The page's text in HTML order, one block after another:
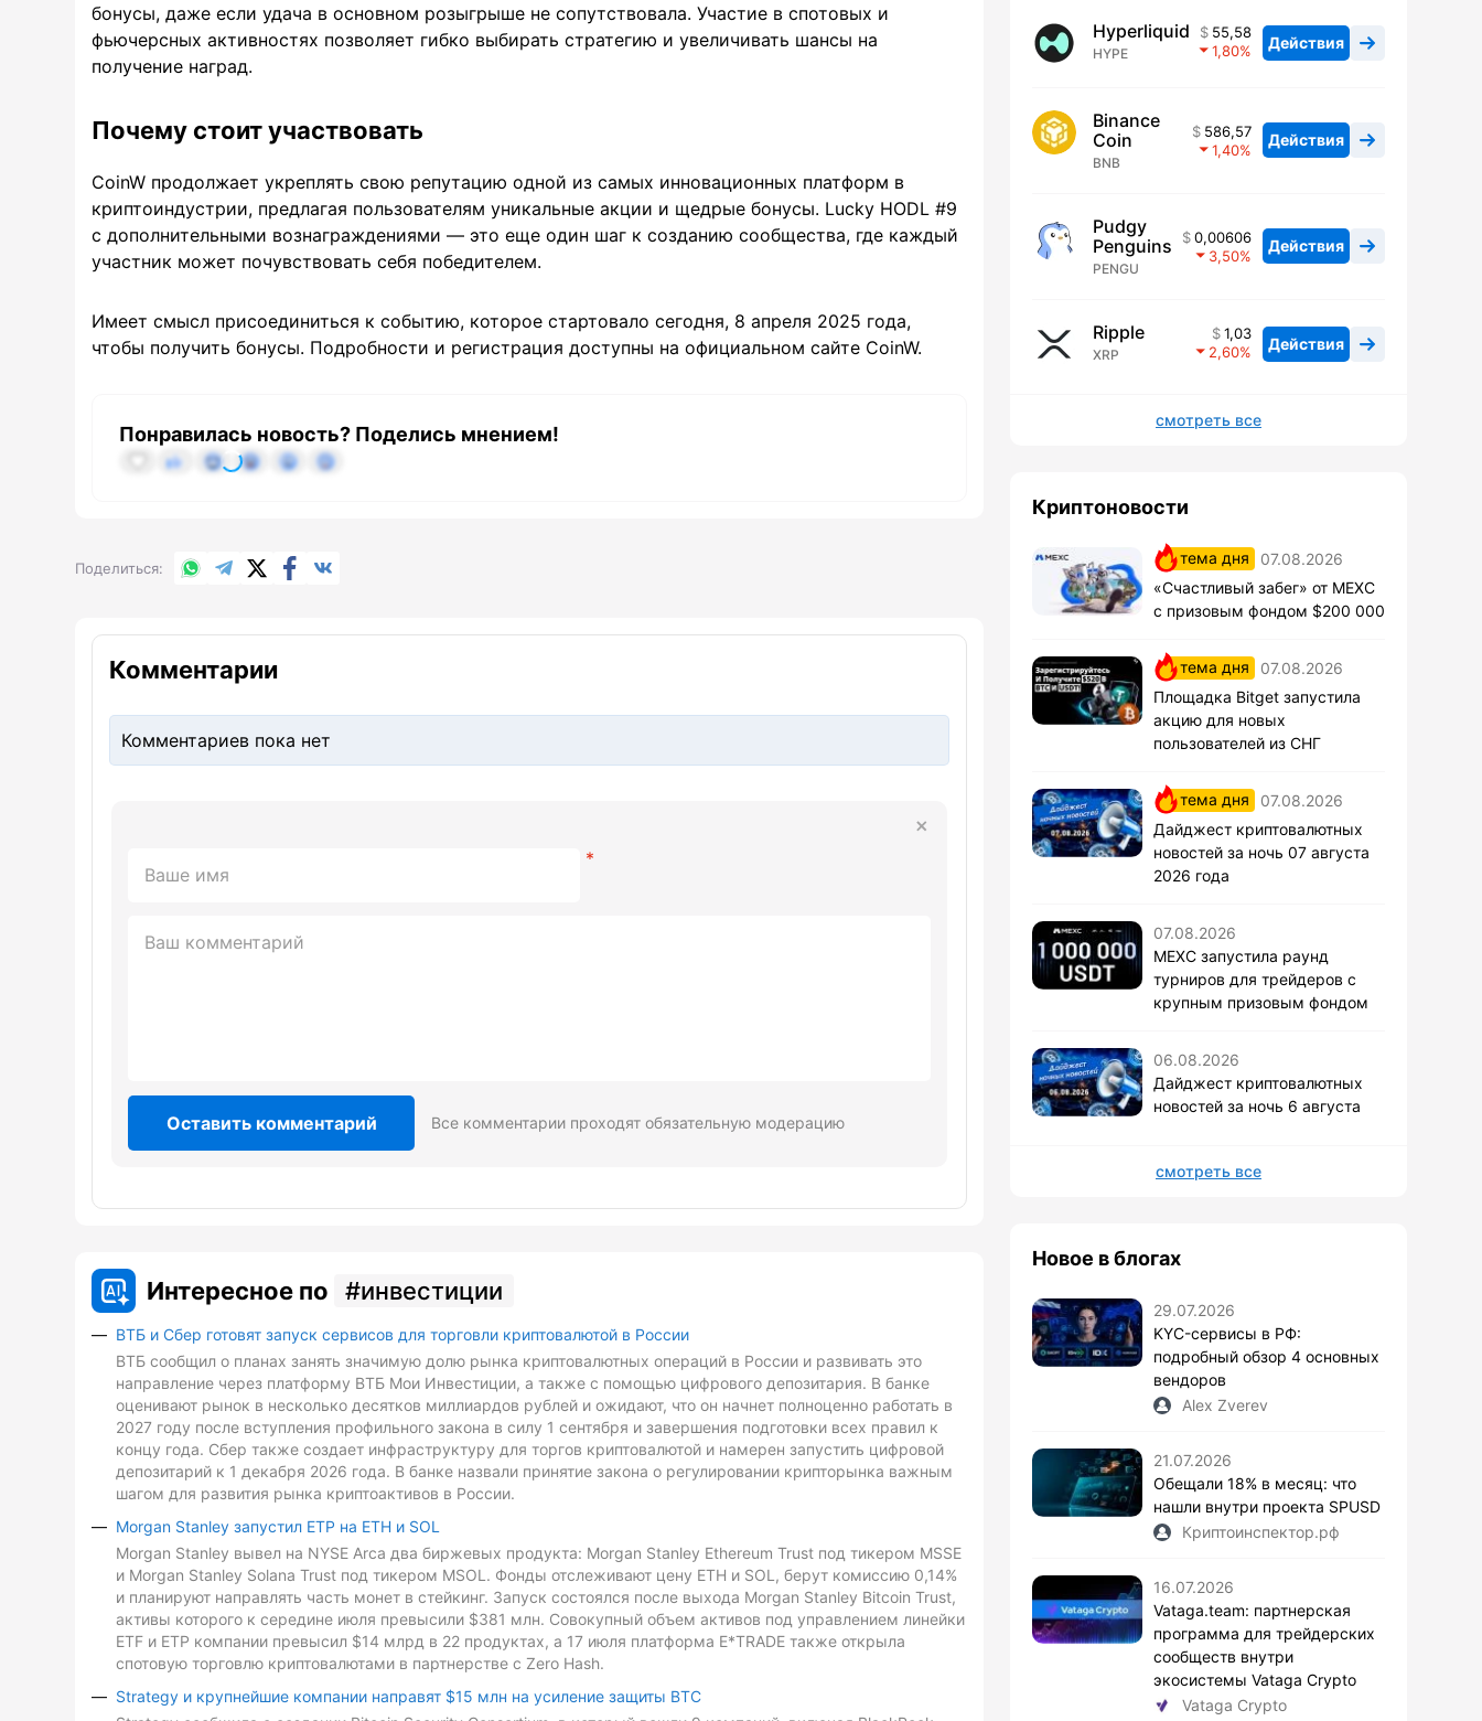
бонусы, даже если удача в основном розыгрыше не сопутствовала. Участие в спотовых и
фьючерсных активностях позволяет гибко выбирать стратегию и увеличивать шансы на
получение наград.
Почему стоит участвовать
CoinW продолжает укреплять свою репутацию одной из самых инновационных платформ в
криптоиндустрии, предлагая пользователям уникальные акции и щедрые бонусы. Lucky HODL #9
с дополнительными вознаграждениями — это еще один шаг к созданию сообщества, где каждый
участник может почувствовать себя победителем.
Имеет смысл присоединиться к событию, которое стартовало сегодня, 8 апреля 2025 года,
чтобы получить бонусы. Подробности и регистрация доступны на официальном сайте CoinW.
Понравилась новость? Поделись мнением!
Поделиться WhatsApp
TelegramX.comFacebook
Комментарии
Комментариев пока нет
Оставить комментарий Все комментарии проходят обязательную модерацию
Интересное по инвестиции
ВТБ и Сбер готовят запуск сервисов для торговли криптовалютой в России
ВТБ сообщил о планах занять значимую долю рынка криптовалютных операций в России и развивать это
направление через платформу ВТБ Мои Инвестиции, а также с помощью цифрового депозитария. В банке
оценивают рынок в несколько десятков миллиардов рублей и ожидают, что он начнет полноценно работать в
2027 году после вступления профильного закона в силу 1 сентября и завершения подготовки всех правил к
концу года. Сбер также создает инфраструктуру для торгов криптовалютой и намерен запустить цифровой
депозитарий к 1 декабря 2026 года. В банке назвали принятие закона о регулировании крипторынка важным
шагом для развития рынка криптоактивов в России.
Morgan Stanley запустил ETP на ETH и SOL
Morgan Stanley вывел на NYSE Arca два биржевых продукта: Morgan Stanley Ethereum Trust под тикером MSSE
и Morgan Stanley Solana Trust под тикером MSOL. Фонды отслеживают цену ETH и SOL, берут комиссию 0,14%
и планируют направлять часть монет в стейкинг. Запуск состоялся после выхода Morgan Stanley Bitcoin Trust,
активы которого к середине июля превысили $381 млн. Совокупный объем активов под управлением линейки
ETF и ETP компании превысил $14 млрд в 22 продуктах, а 17 июля платформа E*TRADE также открыла
спотовую торговлю криптовалютами в партнерстве с Zero Hash.
Strategy и крупнейшие компании направят $15 млн на усиление защиты BTC
Hyperliquid
HYPE
55,58
1,80
Действия
Binance
Coin
BNB
586,57
1,40
Действия
Pudgy
Penguins
PENGU
0,00606
3,50
Действия
Ripple
XRP
1,03
2,60
Действия
смотреть все
Криптоновости
тема дня
07.08.2026
«Счастливый забег» от MEXC
с призовым фондом $200 000
тема дня
07.08.2026
Площадка Bitget запустила
акцию для новых
пользователей из СНГ
тема дня
07.08.2026
Дайджест криптовалютных
новостей за ночь 07 августа
2026 года
07.08.2026
MEXC запустила раунд
турниров для трейдеров с
крупным призовым фондом
06.08.2026
Дайджест криптовалютных
новостей за ночь 6 августа
смотреть все
Новое в блогах
29.07.2026
KYC-сервисы в РФ:
подробный обзор 4 основных
вендоров
Alex Zverev
21.07.2026
Обещали 18% в месяц: что
нашли внутри проекта SPUSD
Криптоинспектор.рф
16.07.2026
Vataga.team: партнерская
программа для трейдерских
сообществ внутри
экосистемы Vataga Crypto
Vataga Crypto